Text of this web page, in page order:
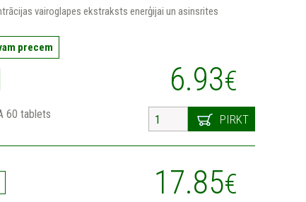
vairoglapes ekstraksts enerģijai un asinsrites
precem
6.93€
PIRKT
60 tablets
17.85€